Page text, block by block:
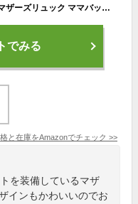
[honey&blue] マザーズバッグ リュック マザーズリュック ママバッグ メンズ レディース 軽量 大容量 高密度クッション 保温ポケット (アイボリー×グレー)
でみる
と在庫をAmazonでチェック >>
を装備しているマザ
インもかわいいのでお